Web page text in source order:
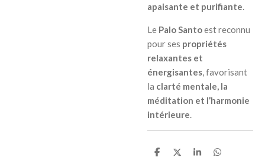
apaisante et purifiante.
Le Palo Santoest reconnu
pour ses propriétés
relaxantes et
énergisantes, favorisant
la clarté mentale, la
méditation et l’harmonie
intérieure.
P
P
P
P